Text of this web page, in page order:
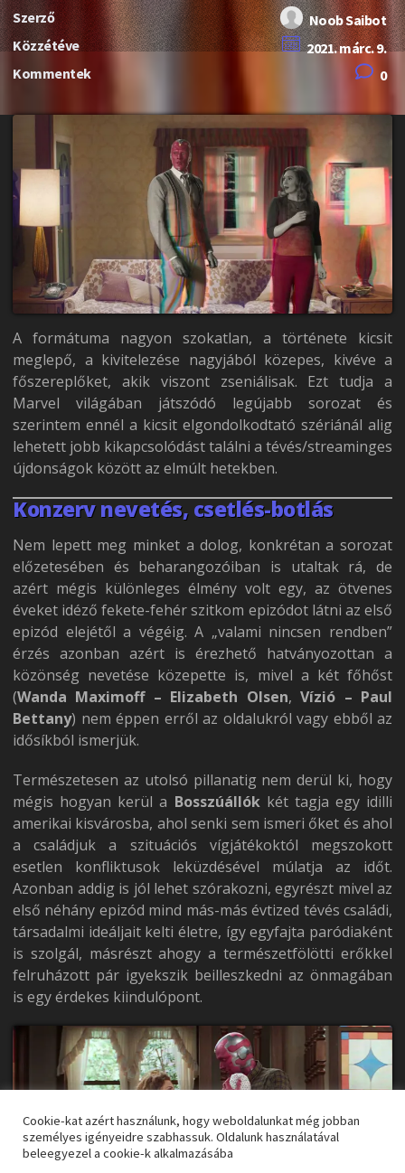
Szerző
Noob Saibot
Közzétéve
2021. márc. 9.
Kommentek
0
A formátuma nagyon szokatlan, a története kicsit
meglepő, a kivitelezése nagyjából közepes, kivéve a
főszereplőket, akik viszont zseniálisak. Ezt tudja a
Marvel világában játszódó legújabb sorozat és
szerintem ennél a kicsit elgondolkodtató szériánál alig
lehetett jobb kikapcsolódást találni a tévés/streaminges
újdonságok között az elmúlt hetekben.
Konzerv nevetés, csetlés-botlás
Nem lepett meg minket a dolog, konkrétan a sorozat
előzetesében és beharangozóiban is utaltak rá, de
azért mégis különleges élmény volt egy, az ötvenes
éveket idéző fekete-fehér szitkom epizódot látni az első
epizód elejétől a végéig. A „valami nincsen rendben”
érzés azonban azért is érezhető hatványozottan a
közönség nevetése közepette is, mivel a két főhőst
(Wanda Maximoff – Elizabeth Olsen,Vízió – Paul
Bettany) nem éppen erről az oldalukról vagy ebből az
idősíkból ismerjük.
Természetesen az utolsó pillanatig nem derül ki, hogy
mégis hogyan kerül a Bosszúállók két tagja egy idilli
amerikai kisvárosba, ahol senki sem ismeri őket és ahol
a családjuk a szituációs vígjátékoktól megszokott
esetlen konfliktusok leküzdésével múlatja az időt.
Azonban addig is jól lehet szórakozni, egyrészt mivel az
első néhány epizód mind más-más évtized tévés családi,
társadalmi ideáljait kelti életre, így egyfajta paródiaként
is szolgál, másrészt ahogy a természetfölötti erőkkel
felruházott pár igyekszik beilleszkedni az önmagában
is egy érdekes kiindulópont.
Cookie-kat azért használunk, hogy weboldalunkat még jobban
személyes igényeidre szabhassuk. Oldalunk használatával
beleegyezel a cookie-k alkalmazásába